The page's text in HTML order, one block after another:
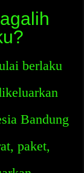
berlaku
Bandung
paket,